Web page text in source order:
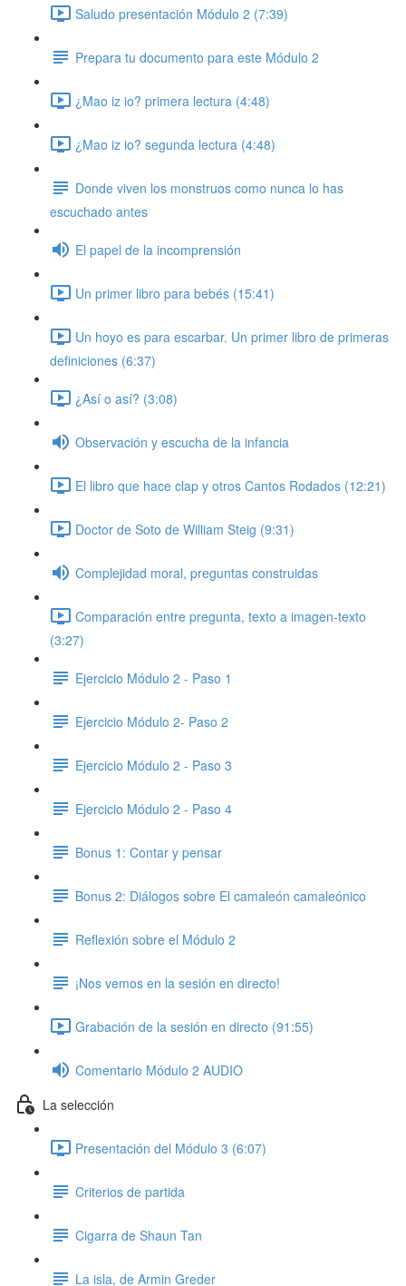
Saludo presentación Módulo 2 (7:39)
Prepara tu documento para este Módulo 2
¿Mao iz io? primera lectura (4:48)
¿Mao iz io? segunda lectura (4:48)
Donde viven los monstruos como nunca lo has
escuchado antes
El papel de la incomprensión
Un primer libro para bebés (15:41)
Un hoyo es para escarbar. Un primer libro de primeras
definiciones (6:37)
¿Así o así? (3:08)
Observación y escucha de la infancia
El libro que hace clap y otros Cantos Rodados (12:21)
Doctor de Soto de William Steig (9:31)
Complejidad moral, preguntas construidas
Comparación entre pregunta, texto a imagen-texto
(3:27)
Ejercicio Módulo 2 - Paso 1
Ejercicio Módulo 2- Paso 2
Ejercicio Módulo 2 - Paso 3
Ejercicio Módulo 2 - Paso 4
Bonus 1: Contar y pensar
Bonus 2: Diálogos sobre El camaleón camaleónico
Reflexión sobre el Módulo 2
¡Nos vemos en la sesión en directo!
Grabación de la sesión en directo (91:55)
Comentario Módulo 2 AUDIO
La selección
Presentación del Módulo 3 (6:07)
Criterios de partida
Cigarra de Shaun Tan
La isla, de Armin Greder